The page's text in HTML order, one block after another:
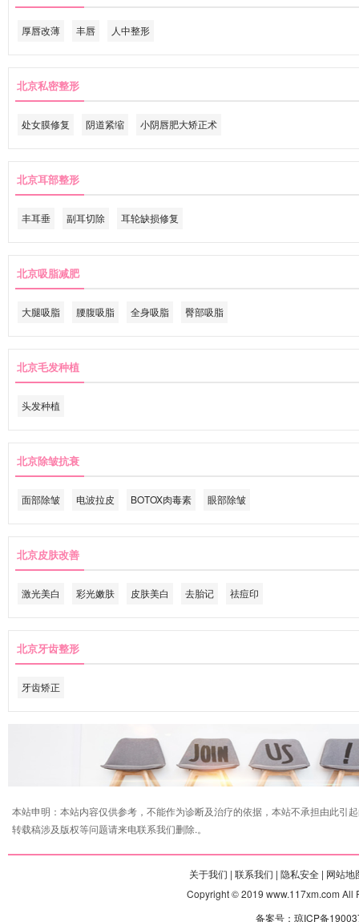
厚唇改薄 丰唇 人中整形
北京私密整形
处女膜修复 阴道紧缩 小阴唇肥大矫正术
北京耳部整形
丰耳垂 副耳切除 耳轮缺损修复
北京吸脂减肥
大腿吸脂 腰腹吸脂 全身吸脂 臀部吸脂
北京毛发种植
头发种植
北京除皱抗衰
面部除皱 电波拉皮 BOTOX肉毒素 眼部除皱
北京皮肤改善
激光美白 彩光嫩肤 皮肤美白 去胎记 祛痘印
北京牙齿整形
牙齿矫正
本站申明：本站内容仅供参考，不能作为诊断及治疗的依据，本站不承担由此引
转载稿涉及版权等问题请来电联系我们删除.。
关于我们 | 联系我们 | 隐私安全 | 网站地
Copyright © 2019 www.117xm.com All
备案号：琼ICP备